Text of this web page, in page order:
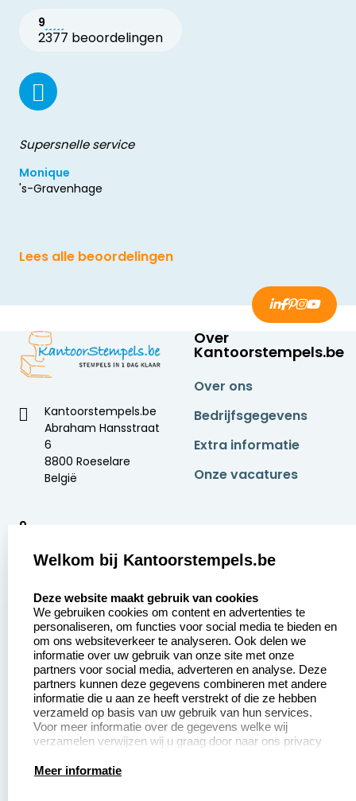
9
2377 beoordelingen
Supersnelle service
Monique
's-Gravenhage
Lees alle beoordelingen
Kantoorstempels.be
Abraham Hansstraat
6
8800 Roeselare
België
9
Over
Kantoorstempels.be
Over ons
Bedrijfsgegevens
Extra informatie
Onze vacatures
Aanvraag op maat
Betaling &
Verzending
Wederverkoper
worden
Contact opnemen
Veel gestelde vragen
Retourneren
Herroepingsrecht
Productinformatie:
Welkom bij Kantoorstempels.be
Deze website maakt gebruik van cookies
We gebruiken cookies om content en advertenties te
personaliseren, om functies voor social media te bieden en
om ons websiteverkeer te analyseren. Ook delen we
informatie over uw gebruik van onze site met onze
partners voor social media, adverteren en analyse. Deze
partners kunnen deze gegevens combineren met andere
informatie die u aan ze heeft verstrekt of die ze hebben
verzameld op basis van uw gebruik van hun services.
Voor meer informatie over de gegevens welke wij
verzamelen verwijzen wij u graag door naar ons privacy
Meer informatie